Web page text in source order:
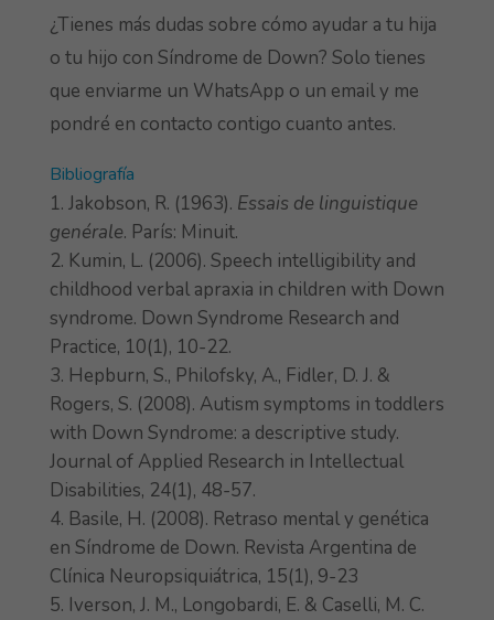
¿Tienes más dudas sobre cómo ayudar a tu hija
o tu hijo con Síndrome de Down? Solo tienes
que enviarme un WhatsApp o un email y me
pondré en contacto contigo cuanto antes.
Bibliografía
Jakobson, R. (1963). Essais de linguistique
genérale. París: Minuit.
Kumin, L. (2006). Speech intelligibility and
childhood verbal apraxia in children with Down
syndrome. Down Syndrome Research and
Practice, 10(1), 10-22.
Hepburn, S., Philofsky, A., Fidler, D. J. &
Rogers, S. (2008). Autism symptoms in toddlers
with Down Syndrome: a descriptive study.
Journal of Applied Research in Intellectual
Disabilities, 24(1), 48-57.
Basile, H. (2008). Retraso mental y genética
en Síndrome de Down. Revista Argentina de
Clínica Neuropsiquiátrica, 15(1), 9-23
Iverson, J. M., Longobardi, E. & Caselli, M. C.